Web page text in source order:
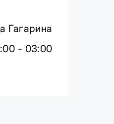
Гагарина
- 03:00